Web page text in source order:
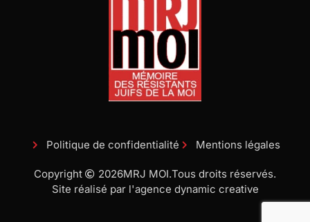
Politique de confidentialité Mentions légales
Copyright 2026MRJ MOI.Tous droits réservés.
Site réalisé par l'agence dynamic creative